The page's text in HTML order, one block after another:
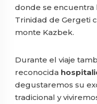
donde se encuentra
Trinidad de Gergeti
monte Kazbek.
Durante el viaje
reconocida
degustaremos su
tradicional y